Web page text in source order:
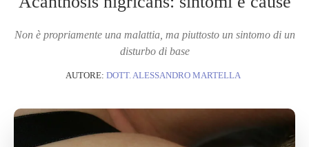
Non è propriamente una malattia, ma piuttosto un sintomo di un
disturbo di base
AUTORE: DOTT. ALESSANDRO MARTELLA